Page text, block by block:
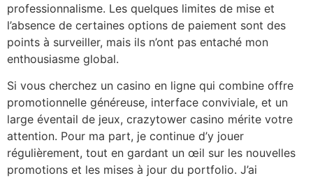
professionnalisme. Les quelques limites de mise et
l’absence de certaines options de paiement sont des
points à surveiller, mais ils n’ont pas entaché mon
enthousiasme global.
Si vous cherchez un casino en ligne qui combine offre
promotionnelle généreuse, interface conviviale, et un
large éventail de jeux, crazytower casino mérite votre
attention. Pour ma part, je continue d’y jouer
régulièrement, tout en gardant un œil sur les nouvelles
promotions et les mises à jour du portfolio. J’ai